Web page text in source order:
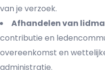
van je verzoek.
Afhandelen van
contributie en
overeenkomst en
administratie.